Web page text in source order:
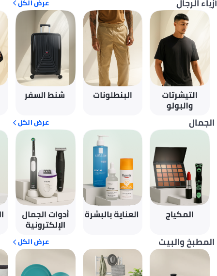
عرض الكل
الجمال عرض الكل
المطبخ والبيت عرض الكل